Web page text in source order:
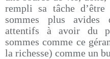
rempli sa tâche
sommes plus avides
attentifs à avoir du
sommes comme ce
la richesse) comme un